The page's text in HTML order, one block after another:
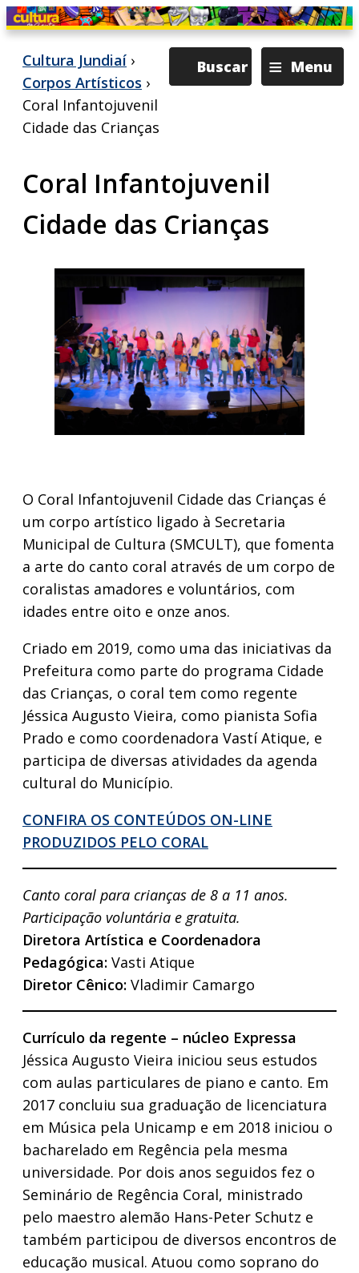
≡ Menu
Buscar
Cultura Jundiaí ›
Corpos Artísticos ›
Coral Infantojuvenil
Cidade das Crianças
Coral Infantojuvenil
Cidade das Crianças
O Coral Infantojuvenil Cidade das Crianças é
um corpo artístico ligado à Secretaria
Municipal de Cultura (SMCULT), que fomenta
a arte do canto coral através de um corpo de
coralistas amadores e voluntários, com
idades entre oito e onze anos.
Criado em 2019, como uma das iniciativas da
Prefeitura como parte do programa Cidade
das Crianças, o coral tem como regente
Jéssica Augusto Vieira, como pianista Sofia
Prado e como coordenadora Vastí Atique, e
participa de diversas atividades da agenda
cultural do Município.
CONFIRA OS CONTEÚDOS ON-LINE
PRODUZIDOS PELO CORAL
Canto coral para crianças de 8 a 11 anos.
Participação voluntária e gratuita.
Diretora Artística e Coordenadora
Pedagógica: Vasti Atique
Diretor Cênico: Vladimir Camargo
Currículo da regente – núcleo Expressa
Jéssica Augusto Vieira iniciou seus estudos
com aulas particulares de piano e canto. Em
2017 concluiu sua graduação de licenciatura
em Música pela Unicamp e em 2018 iniciou o
bacharelado em Regência pela mesma
universidade. Por dois anos seguidos fez o
Seminário de Regência Coral, ministrado
pelo maestro alemão Hans-Peter Schutz e
também participou de diversos encontros de
educação musical. Atuou como soprano do